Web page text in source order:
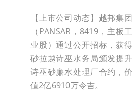
【上市公司动态】越邦集团
（PANSAR，8419，主板工
业股）通过公开招标，获得
砂拉越诗巫水务局颁发提升
诗巫砂廉水处理厂合约，价
值2亿6910万令吉。